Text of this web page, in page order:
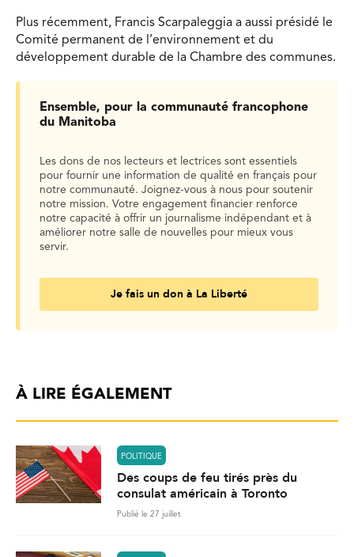
Plus récemment, Francis Scarpaleggia a aussi présidé le
Comité permanent de l’environnement et du
développement durable de la Chambre des communes.
Ensemble, pour la communauté francophone
du Manitoba
Les dons de nos lecteurs et lectrices sont essentiels
pour fournir une information de qualité en français pour
notre communauté. Joignez-vous à nous pour soutenir
notre mission. Votre engagement financier renforce
notre capacité à offrir un journalisme indépendant et à
améliorer notre salle de nouvelles pour mieux vous
servir.
Je fais un don à La Liberté
À LIRE ÉGALEMENT
POLITIQUE
Des coups de feu tirés près du
consulat américain à Toronto
Publié le 27 juillet